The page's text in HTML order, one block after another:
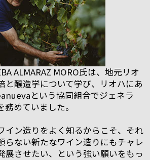
ALMARAZ MORO氏は、地元リオ
と醸造学について学び、リオハにあ
という協同組合でジェネラ
めていました。
イン造りをよく知るからこそ、それ
らない新たなワイン造りにもチャレ
展させたい、という強い願いをもっ